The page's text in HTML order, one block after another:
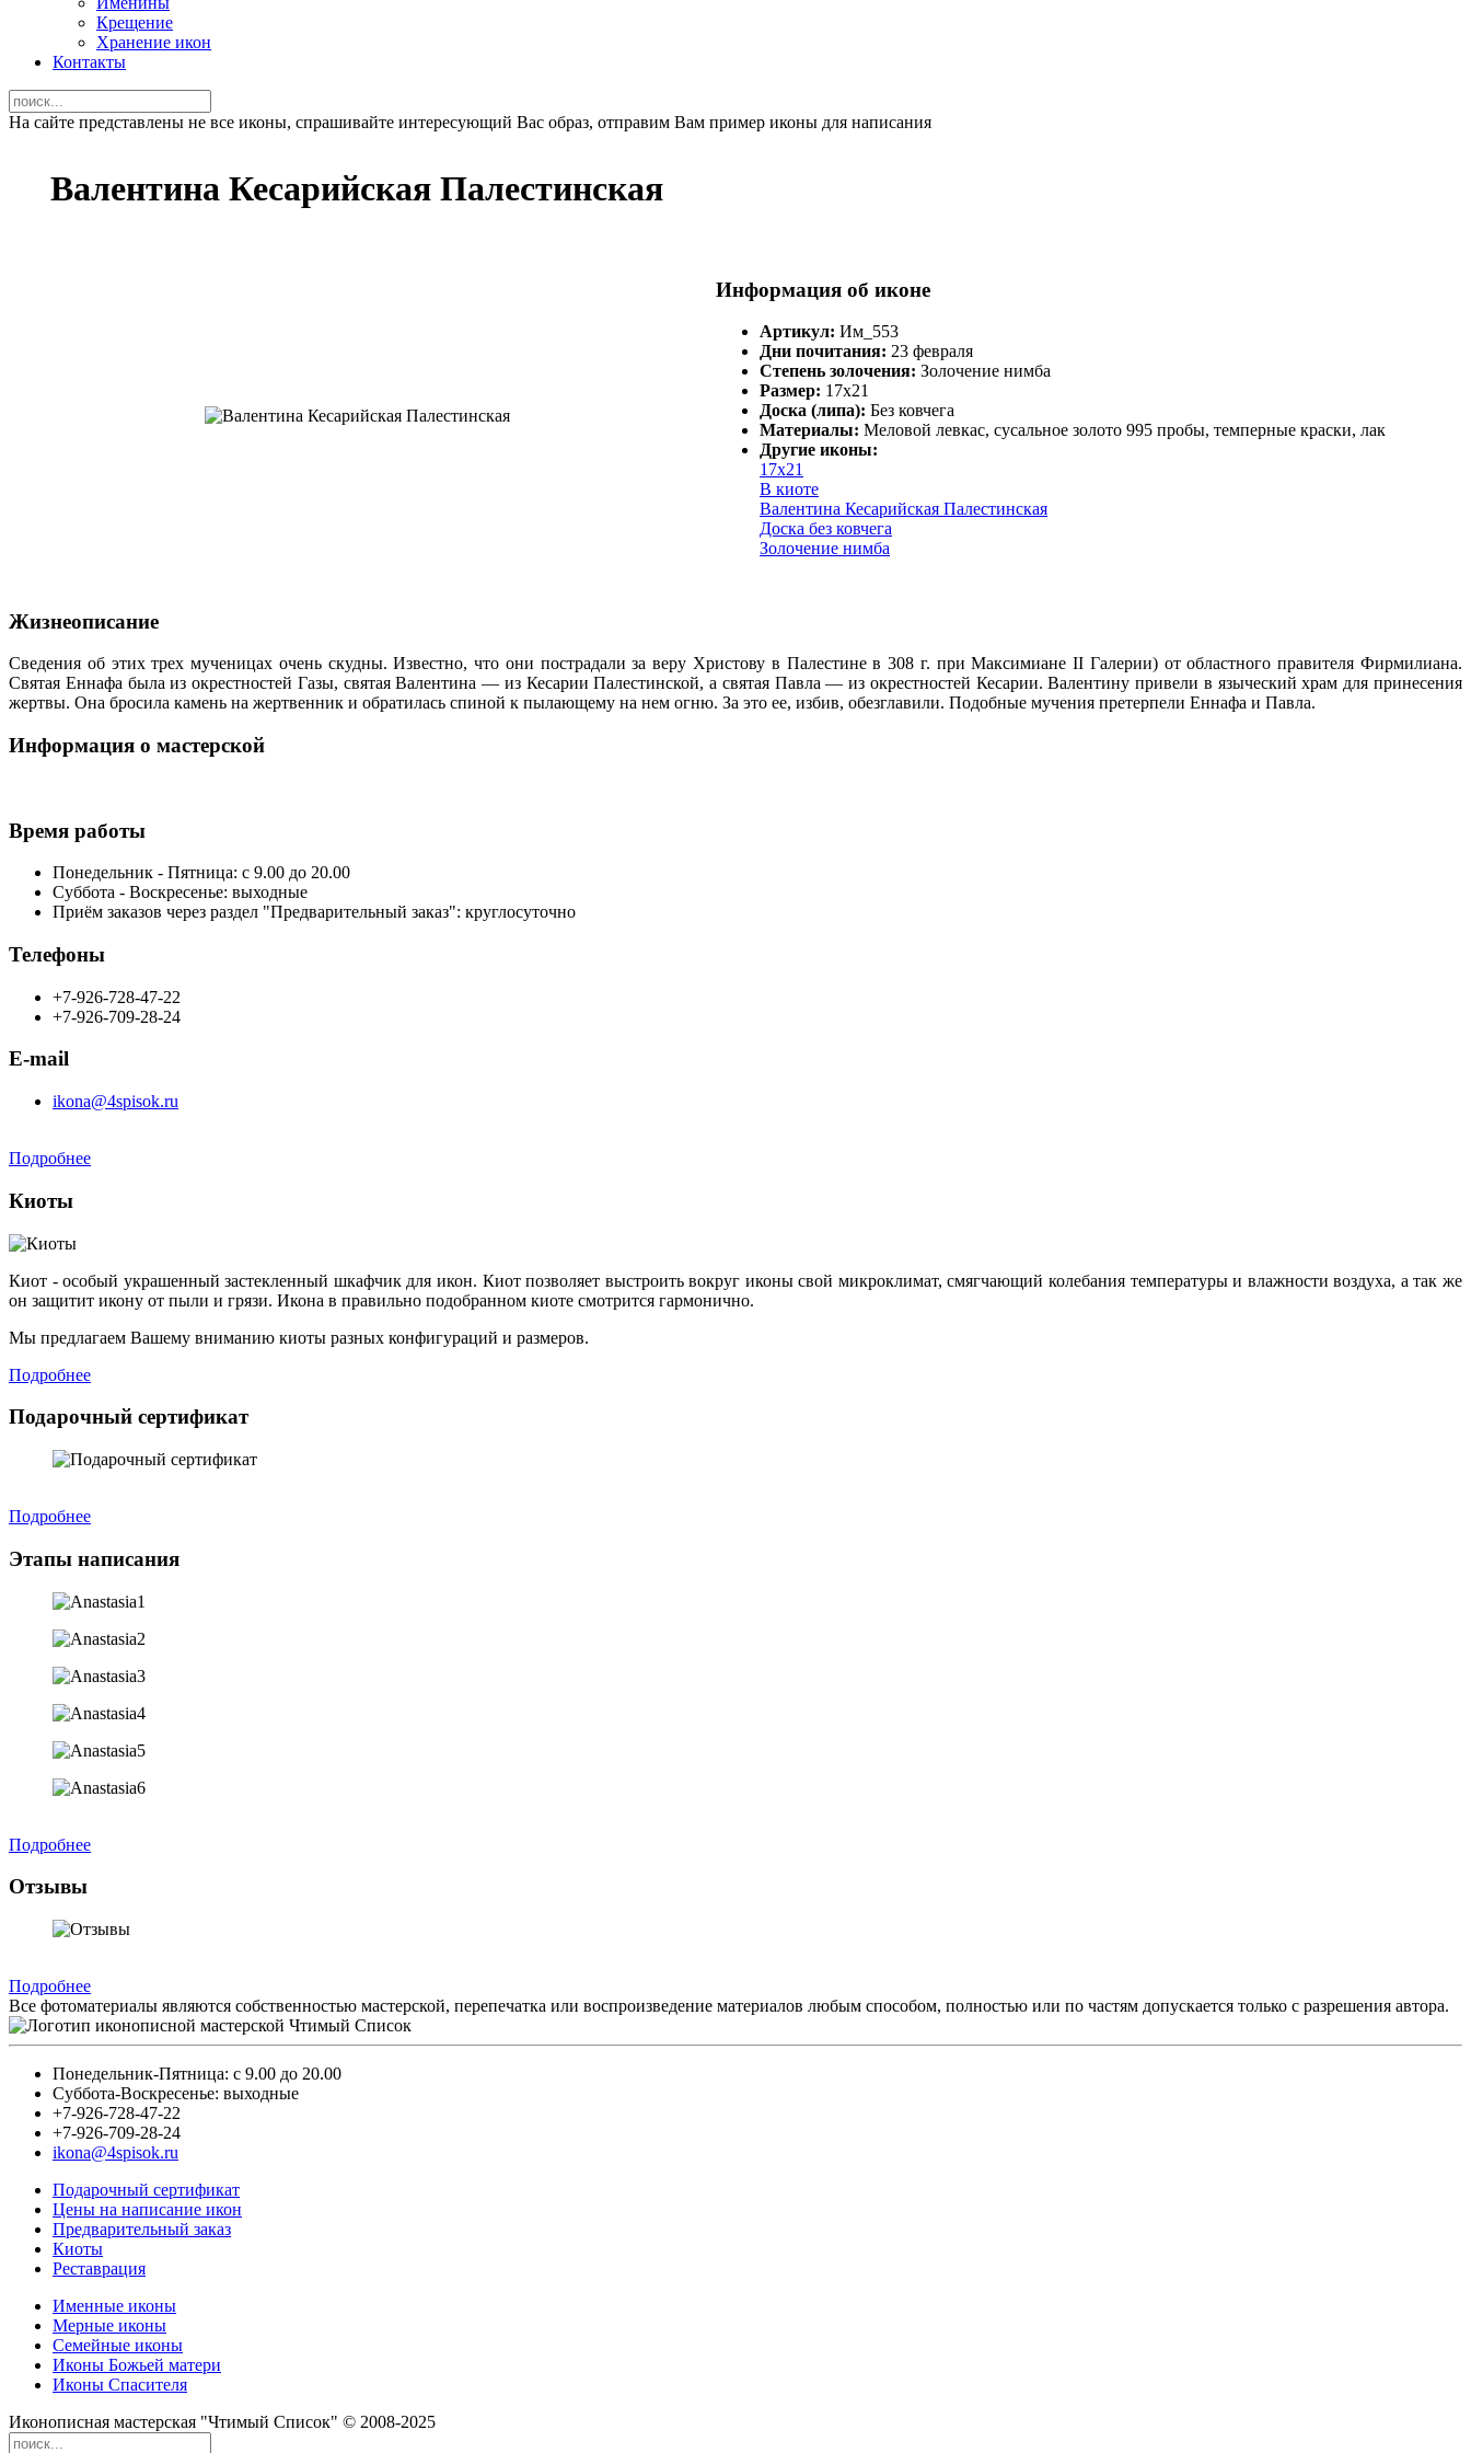
Крещение
Хранение икон
Контакты
На сайте представлены не все иконы, спрашивайте интересующий Вас образ, отправим Вам пример иконы для написания
Валентина Кесарийская Палестинская
Информация об иконе
Артикул: Им_553
Дни почитания: 23 февраля
Степень золочения: Золочение нимба
Размер: 17х21
Доска (липа): Без ковчега
Материалы: Меловой левкас, сусальное золото 995 пробы, темперные краски, лак
Другие иконы:
17х21
В киоте
Валентина Кесарийская Палестинская
Доска без ковчега
Золочение нимба
Жизнеописание
Сведения об этих трех мученицах очень скудны. Известно, что они пострадали за веру Христову в Палестине в 308 г. при Максимиане II Галерии) от областного правителя Фирмилиана.
Святая Еннафа была из окрестностей Газы, святая Валентина — из Кесарии Палестинской, а святая Павла — из окрестностей Кесарии. Валентину привели в языческий храм для принесения
жертвы. Она бросила камень на жертвенник и обратилась спиной к пылающему на нем огню. За это ее, избив, обезглавили. Подобные мучения претерпели Еннафа и Павла.
Информация о мастерской
Время работы
Понедельник - Пятница: с 9.00 до 20.00
Суббота - Воскресенье: выходные
Приём заказов через раздел "Предварительный заказ": круглосуточно
Телефоны
+7-926-728-47-22
+7-926-709-28-24
E-mail
ikona@4spisok.ru
Подробнее
Киоты
Киот - особый украшенный застекленный шкафчик для икон. Киот позволяет выстроить вокруг иконы свой микроклимат, смягчающий колебания температуры и влажности воздуха, а так же
он защитит икону от пыли и грязи. Икона в правильно подобранном киоте смотрится гармонично.
Мы предлагаем Вашему вниманию киоты разных конфигураций и размеров.
Подробнее
Подарочный сертификат
Подробнее
Этапы написания
Подробнее
Отзывы
Подробнее
Все фотоматериалы являются собственностью мастерской, перепечатка или воспроизведение материалов любым способом, полностью или по частям допускается только с разрешения автора.
Понедельник-Пятница: с 9.00 до 20.00
Суббота-Воскресенье: выходные
+7-926-728-47-22
+7-926-709-28-24
ikona@4spisok.ru
Подарочный сертификат
Цены на написание икон
Предварительный заказ
Киоты
Реставрация
Именные иконы
Мерные иконы
Семейные иконы
Иконы Божьей матери
Иконы Спасителя
Иконописная мастерская "Чтимый Список" © 2008-2025